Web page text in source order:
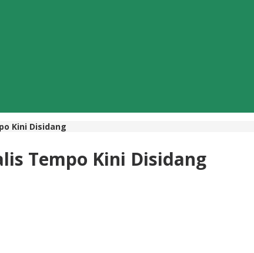
Kini Disidang
Tempo Kini Disidang